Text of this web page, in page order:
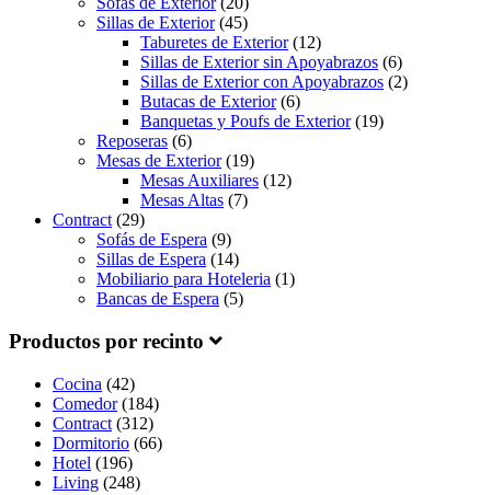
Sillas de Exterior(45)
Taburetes de Exterior(12)
Sillas de Exterior sin Apoyabrazos (6)
Sillas de Exterior con Apoyabrazos (2)
Butacas de Exterior(6)
Banquetas y Poufs de Exterior(19)
Reposeras (6)
Mesas de Exterior(19)
Mesas Auxiliares (12)
Mesas Altas (7)
Contract (29)
Sofás de Espera (9)
Sillas de Espera (14)
Mobiliario para Hoteleria (1)
Bancas de Espera (5)
Productos por recinto
Cocina (42)
Comedor(184)
Contract (312)
Dormitorio (66)
Hotel (196)
Living (248)